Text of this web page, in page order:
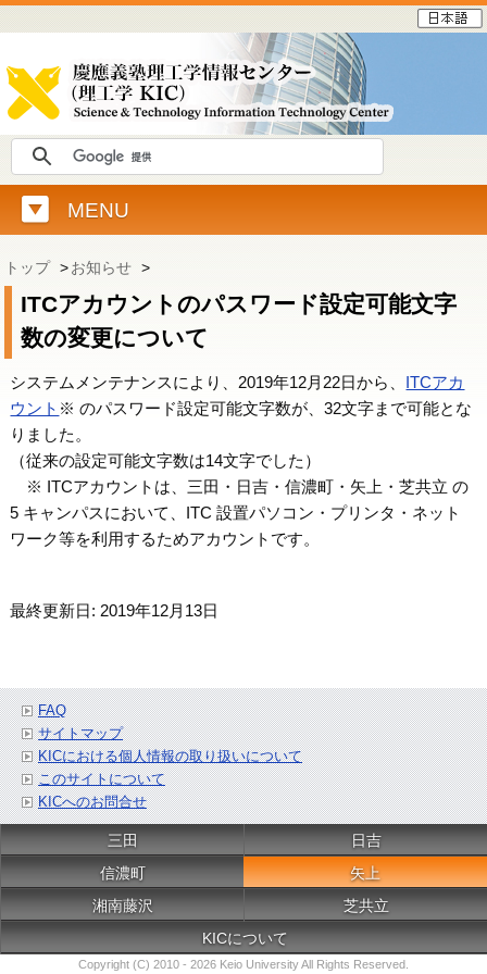
MENU
トップ >お知らせ >
ITCアカウントのパスワード設定可能文字
数の変更について
システムメンテナンスにより、2019年12月22日から、 ITCアカ
ウント ※ のパスワード設定可能文字数が、32文字まで可能とな
りました。
（従来の設定可能文字数は14文字でした）
※ ITCアカウントは、三田・日吉・信濃町・矢上・芝共立 の
5 キャンパスにおいて、ITC 設置パソコン・プリンタ・ネット
ワーク等を利用するためアカウントです。
最終更新日: 2019年12月13日
FAQ
サイトマップ
KICにおける個人情報の取り扱いについて
このサイトについて
KICへのお問合せ
三田
日吉
信濃町
矢上
湘南藤沢
芝共立
KICについて
Copyright (C) 2010 - 2026 Keio University All Rights Reserved.